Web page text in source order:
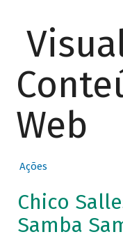
Web
Ações
Chico
Samba